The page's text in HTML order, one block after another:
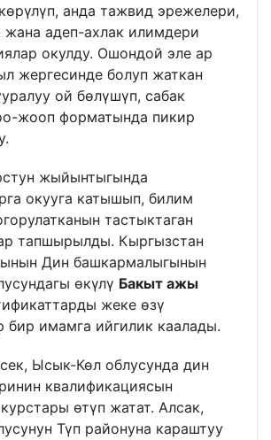
анда тажвид эрежелери,
адеп-ахлак илимдери
окулду. Ошондой эле ар
жергесинде болуп жаткан
ой бөлүшүп, сабак
жооп форматында пикир
жыйынтыгында
окууга катышып, билим
тастыктаган
тапшырылды. Кыргызстан
Дин башкармалыгынын
өкүлү Бакыт ажы
жеке өзү
имамга ийгилик каалады.
Ысык-Көл облусунда дин
квалификациясын
өтүп жатат. Алсак,
Түп районуна караштуу